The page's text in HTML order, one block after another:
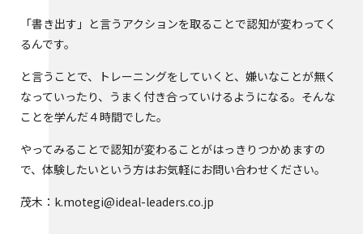
「書き出す」と言うアクションを取ることで認知が変わってく
るんです。
と言うことで、トレーニングをしていくと、嫌いなことが無く
なっていったり、うまく付き合っていけるようになる。そんな
ことを学んだ４時間でした。
やってみることで認知が変わることがはっきりつかめますの
で、体験したいという方はお気軽にお問い合わせください。
茂木：k.motegi@ideal-leaders.co.jp